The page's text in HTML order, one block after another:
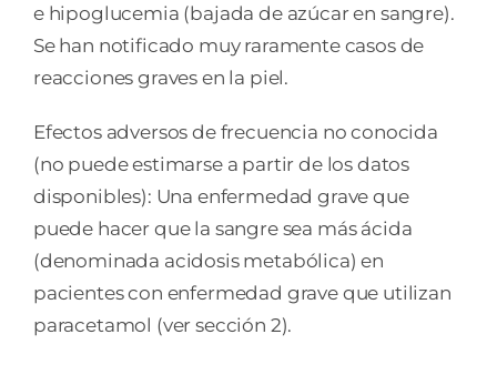
e hipoglucemia (bajada de azúcar en sangre).
Se han notificado muy raramente casos de
reacciones graves en la piel.
Efectos adversos de frecuencia no conocida
(no puede estimarse a partir de los datos
disponibles): Una enfermedad grave que
puede hacer que la sangre sea más ácida
(denominada acidosis metabólica) en
pacientes con enfermedad grave que utilizan
paracetamol (ver sección 2).